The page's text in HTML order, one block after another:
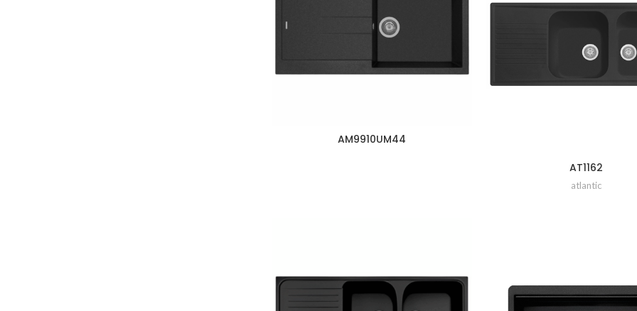
AM9910UM44
AT1162
atlantic